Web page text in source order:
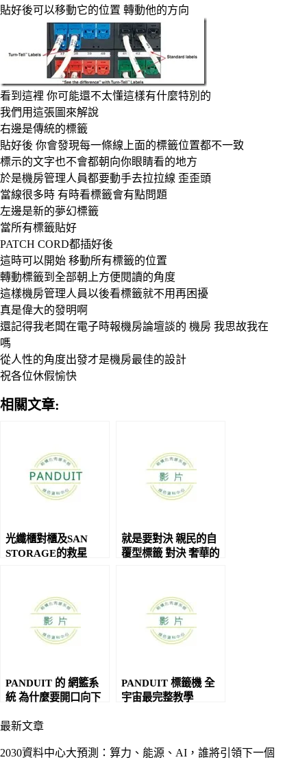
貼好後可以移動它的位置 轉動他的方向
看到這裡 你可能還不太懂這樣有什麼特別的
我們用這張圖來解說
右邊是傳統的標籤
貼好後 你會發現每一條線上面的標籤位置都不一致
標示的文字也不會都朝向你眼睛看的地方
於是機房管理人員都要動手去拉拉線 歪歪頭
當線很多時 有時看標籤會有點問題
左邊是新的夢幻標籤
當所有標籤貼好
PATCH CORD都插好後
這時可以開始 移動所有標籤的位置
轉動標籤到全部朝上方便閱讀的角度
這樣機房管理人員以後看標籤就不用再困擾
真是偉大的發明啊
還記得我老闆在電子時報機房論壇談的 機房 我思故我在
嗎
從人性的角度出發才是機房最佳的設計
祝各位休假愉快
相關文章:
光纖櫃對櫃及SAN
STORAGE的救星
就是要對決 親民的自
覆型標籤 對決 奢華的
PANDUIT 的 網籃系
統 為什麼要開口向下
PANDUIT 標籤機 全
宇宙最完整教學
最新文章
2030資料中心大預測：算力、能源、AI，誰將引領下一個